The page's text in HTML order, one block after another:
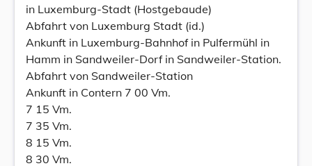
in Luxemburg-Stadt (Hostgebaude)
Abfahrt von Luxemburg Stadt (id.)
Ankunft in Luxemburg-Bahnhof in Pulfermühl in
Hamm in Sandweiler-Dorf in Sandweiler-Station.
Abfahrt von Sandweiler-Station
Ankunft in Contern 7 00 Vm.
7 15 Vm.
7 35 Vm.
8 15 Vm.
8 30 Vm.